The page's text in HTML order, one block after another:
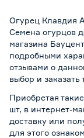
Огурец Клавдия
Семена огурцов
магазина
подробными
отзывами о
выбор и заказать
Приобретая
шт, в интернет-
доставку или
для этого